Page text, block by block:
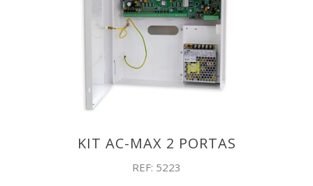
KIT AC-MAX 2 PORTAS
REF: 5223